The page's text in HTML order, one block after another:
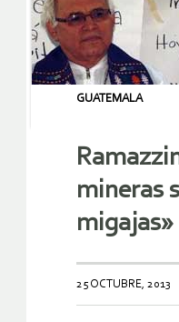
GUATEMALA
mineras
migajas»
25 OCTUBRE, 2013